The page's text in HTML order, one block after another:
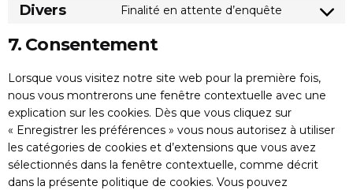
Divers Finalité en attente d’enquête
7. Consentement
Lorsque vous visitez notre site web pour la première fois,
nous vous montrerons une fenêtre contextuelle avec une
explication sur les cookies. Dès que vous cliquez sur
« Enregistrer les préférences » vous nous autorisez à utiliser
les catégories de cookies et d’extensions que vous avez
sélectionnés dans la fenêtre contextuelle, comme décrit
dans la présente politique de cookies. Vous pouvez